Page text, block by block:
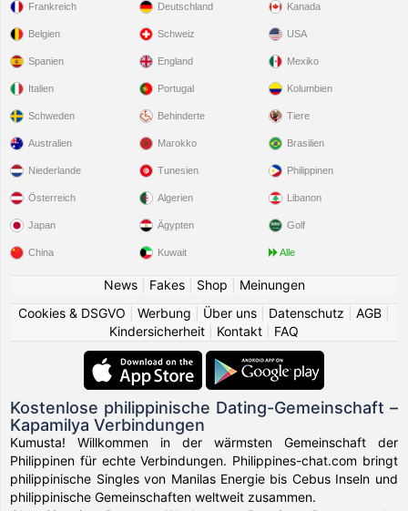
Frankreich
Belgien
Spanien
Italien
Schweden
Deutschland
Schweiz
England
Portugal
Behinderte
Kanada
USA
Mexiko
Kolumbien
Tiere
Australien
Niederlande
Österreich
Japan
China
Marokko
Tunesien
Algerien
Ägypten
Kuwait
Brasilien
Philippinen
Libanon
Golf
Alle
News| Fakes| Shop
Meinungen
Cookies & DSGVO
Werbung Über uns Datenschutz AGB
Kindersicherheit
Kontakt FAQ
Kostenlose philippinische Dating-Gemeinschaft –
Kapamilya Verbindungen
Kumusta! Willkommen in der wärmsten Gemeinschaft der
Philippinen für echte Verbindungen. Philippines-chat.com bringt
philippinische Singles von Manilas Energie bis Cebus Inseln und
philippinische Gemeinschaften weltweit zusammen.